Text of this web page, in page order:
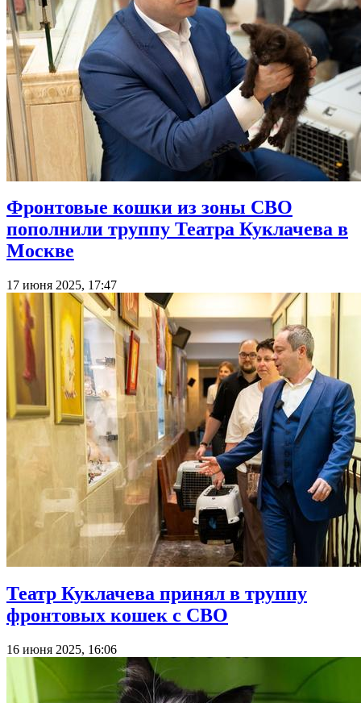
Фронтовые кошки из зоны СВО
пополнили труппу Театра Куклачева в
Москве
17 июня 2025, 17:47
Театр Куклачева принял в труппу
фронтовых кошек с СВО
16 июня 2025, 16:06